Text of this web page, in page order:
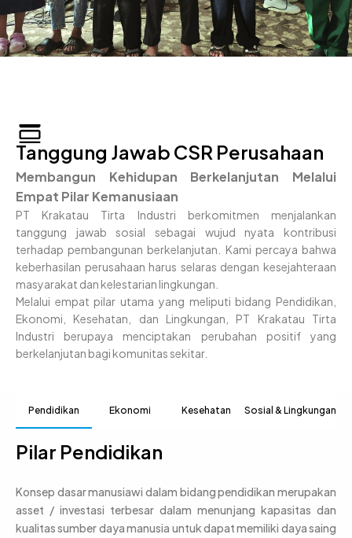
Tanggung Jawab CSR Perusahaan
Membangun Kehidupan Berkelanjutan Melalui
Empat Pilar Kemanusiaan
PT Krakatau Tirta Industri berkomitmen menjalankan
tanggung jawab sosial sebagai wujud nyata kontribusi
terhadap pembangunan berkelanjutan. Kami percaya bahwa
keberhasilan perusahaan harus selaras dengan kesejahteraan
masyarakat dan kelestarian lingkungan.
Melalui empat pilar utama yang meliputi bidang Pendidikan,
Ekonomi, Kesehatan, dan Lingkungan, PT Krakatau Tirta
Industri berupaya menciptakan perubahan positif yang
berkelanjutan bagi komunitas sekitar.
Pendidikan Ekonomi Kesehatan Sosial & Lingkungan
Pilar Pendidikan
Konsep dasar manusiawi dalam bidang pendidikan merupakan
asset / investasi terbesar dalam menunjang kapasitas dan
kualitas sumber daya manusia untuk dapat memiliki daya saing